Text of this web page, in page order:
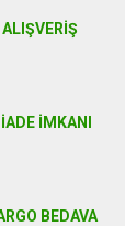
İMKANI
BEDAVA